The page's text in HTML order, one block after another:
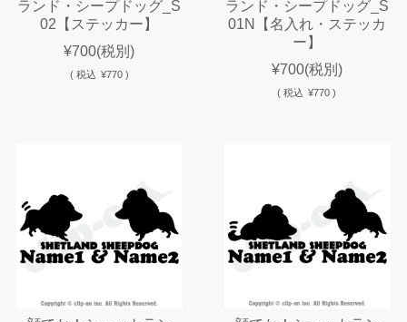
ランド・シープドッグ_S
02【ステッカー】
¥700(税別)
( 税込 ¥770 )
ランド・シープドッグ_S
01N【名入れ・ステッカ
ー】
¥700(税別)
(税込 ¥770 )